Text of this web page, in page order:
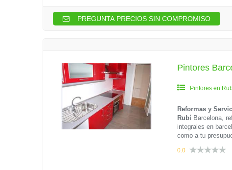
PREGUNTA PRECIOS SIN COMPROMISO
Pintores
Pintores en
Reformas y
Rubí Barcelona,
integrales en
como a tu
0.0